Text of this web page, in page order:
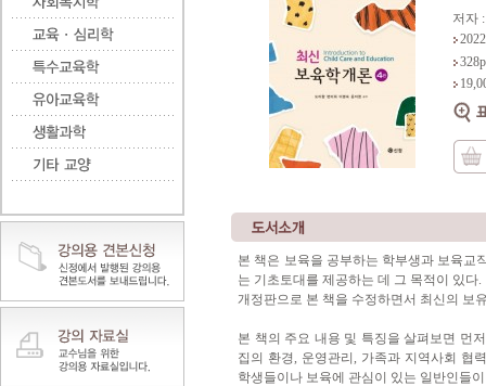
저자
본 책은 보육을 공부하는 학부생과 보육교
는 기초토대를 제공하는 데 그 목적이 있다.
개정판으로 본 책을 수정하면서 최신의 보
본 책의 주요 내용 및 특징을 살펴보면 먼
집의 환경, 운영관리, 가족과 지역사회 협
학생들이나 보육에 관심이 있는 일반인들